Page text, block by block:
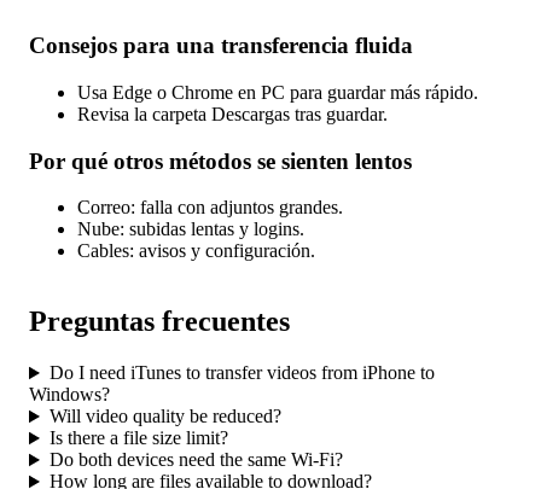
Consejos para una transferencia fluida
Usa Edge o Chrome en PC para guardar más rápido.
Revisa la carpeta Descargas tras guardar.
Por qué otros métodos se sienten lentos
Correo: falla con adjuntos grandes.
Nube: subidas lentas y logins.
Cables: avisos y configuración.
Preguntas frecuentes
Do I need iTunes to transfer videos from iPhone to
Windows?
Will video quality be reduced?
Is there a file size limit?
Do both devices need the same Wi-Fi?
How long are files available to download?